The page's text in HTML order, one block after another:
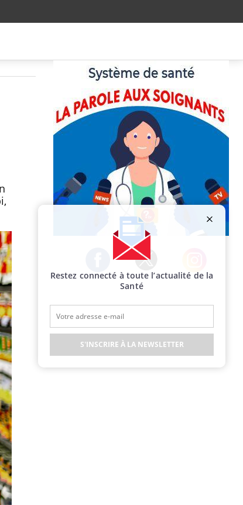
Facebook Twitter Instagram
Restez connecté à toute l’actualité de la
Santé
S'INSCRIRE À LA NEWSLETTER